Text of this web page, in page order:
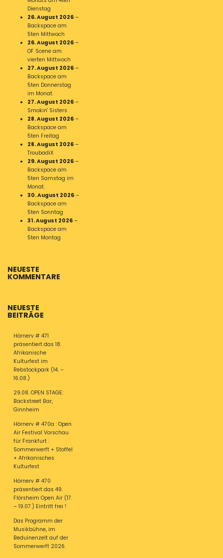
Dienstag
26. August 2026 –
Backspace am
5ten Mittwoch
26. August 2026 –
OF Scene am
vierten Mittwoch
27. August 2026 –
Backspace am
5ten Donnerstag
im Monat.
27. August 2026 –
Smokin' Sisters
28. August 2026 –
Backspace am
5ten Freitag
28. August 2026 –
TroubadiX
29. August 2026 –
Backspace am
5ten Samstag im
Monat.
30. August 2026 –
Backspace am
5ten Sonntag
31. August 2026 –
Backspace am
5ten Montag
NEUESTE
KOMMENTARE
NEUESTE
BEITRÄGE
Hörnerv # 471
präsentiert das 18.
Afrikanische
Kulturfest im
Rebstockpark (14. –
16.08.)
29.08. OPEN STAGE:
Backstreet Bar,
Ginnheim
Hörnerv # 470a : Open
Air Festival Vorschau
für Frankfurt :
Sommerwerft + Stoffel
+ Afrikanisches
Kulturfest
Hörnerv # 470
präsentiert das 49.
Flörsheim Open Air (17.
– 19.07.) Eintritt frei !
Das Programm der
Musikbühne, im
Beduinenzelt auf der
Sommerwerft 2026.